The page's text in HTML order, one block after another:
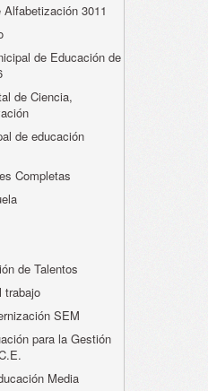
3011
de Educación de
de Ciencia,
de educación
Completas
de Talentos
trabajo
SEM
para la Gestión
Media